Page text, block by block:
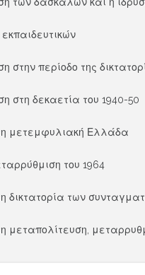
περίοδο της
δεκαετία του 1940-50
Ελλάδα
του 1964
των